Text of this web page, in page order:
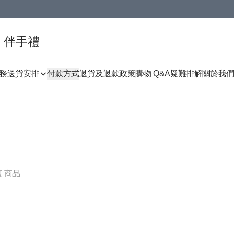
伴手禮
送貨安排 付款方式退貨及退款政策購物 Q&A疑難排解關於我們
商品